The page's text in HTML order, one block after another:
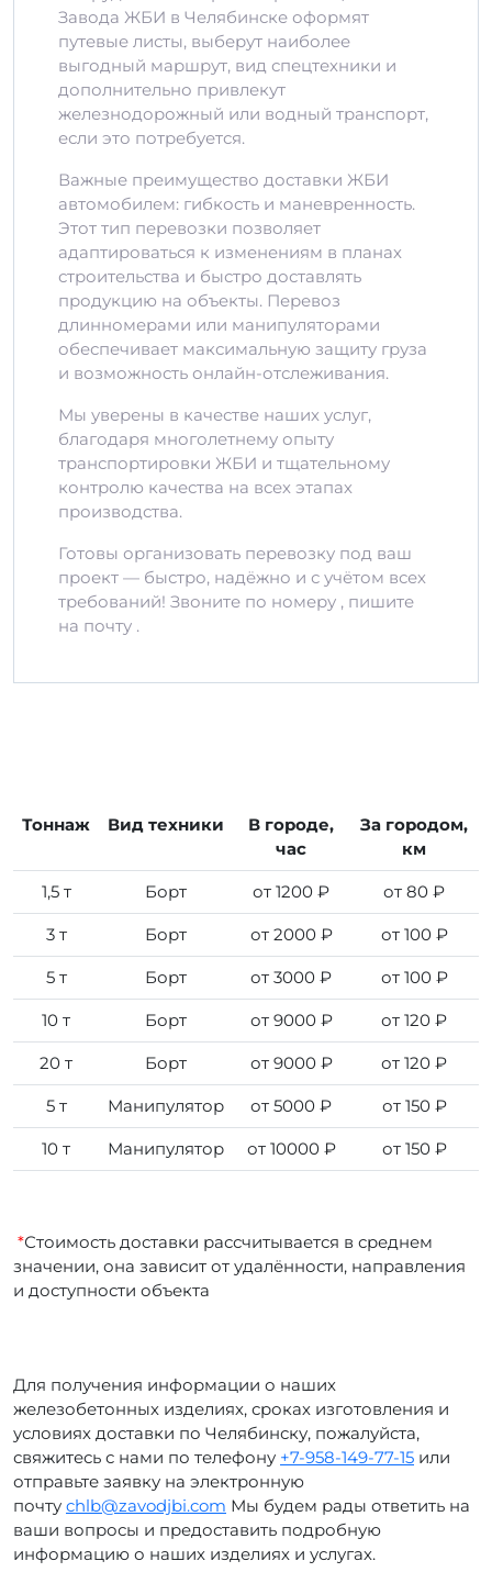
Завода ЖБИ в Челябинске оформят
путевые листы, выберут наиболее
выгодный маршрут, вид спецтехники и
дополнительно привлекут
железнодорожный или водный транспорт,
если это потребуется.
Важные преимущество доставки ЖБИ
автомобилем: гибкость и маневренность.
Этот тип перевозки позволяет
адаптироваться к изменениям в планах
строительства и быстро доставлять
продукцию на объекты. Перевоз
длинномерами или манипуляторами
обеспечивает максимальную защиту груза
и возможность онлайн-отслеживания.
Мы уверены в качестве наших услуг,
благодаря многолетнему опыту
транспортировки ЖБИ и тщательному
контролю качества на всех этапах
производства.
Готовы организовать перевозку под ваш
проект — быстро, надёжно и с учётом всех
требований! Звоните по номеру , пишите
на почту .
Тоннаж Вид техники
В городе,
час
За городом,
км
1,5 т Борт от 1200 ₽ от 80 ₽
3 т Борт от 2000 ₽ от 100 ₽
5 т Борт от 3000 ₽ от 100 ₽
10 т Борт от 9000 ₽ от 120 ₽
20 т Борт от 9000 ₽ от 120 ₽
5 т Манипулятор от 5000 ₽ от 150 ₽
10 т Манипулятор от 10000 ₽ от 150 ₽
*Стоимость доставки рассчитывается в среднем
значении, она зависит от удалённости, направления
и доступности объекта
Для получения информации о наших
железобетонных изделиях, сроках изготовления и
условиях доставки по Челябинску, пожалуйста,
свяжитесь с нами по телефону +7-958-149-77-15 или
отправьте заявку на электронную
почту chlb@zavodjbi.com Мы будем рады ответить на
ваши вопросы и предоставить подробную
информацию о наших изделиях и услугах.